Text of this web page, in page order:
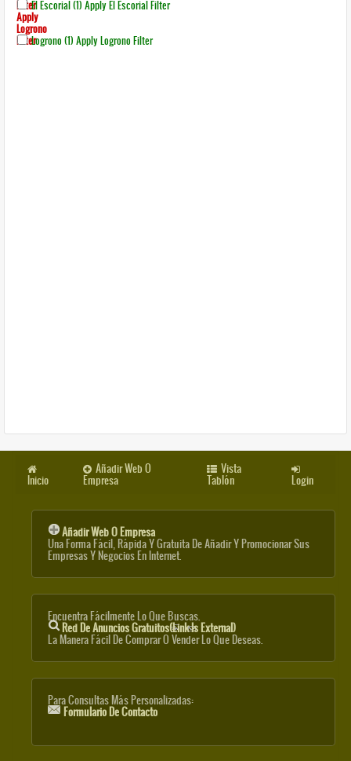
FilterEl Escorial (1) Apply El Escorial Filter
Apply
Logrono
FilterLogrono (1) Apply Logrono Filter
Inicio
Añadir Web O
Empresa
Vista
Tablón Login
Añadir Web O Empresa
Una Forma Fácil, Rápida Y Gratuita De Añadir Y Promocionar Sus
Empresas Y Negocios En Internet.
Encuentra Fácilmente Lo Que Buscas.
Red De Anuncios Gratuitos(link Is External)
La Manera Fácil De Comprar O Vender Lo Que Deseas.
Para Consultas Más Personalizadas:
Formulario De Contacto